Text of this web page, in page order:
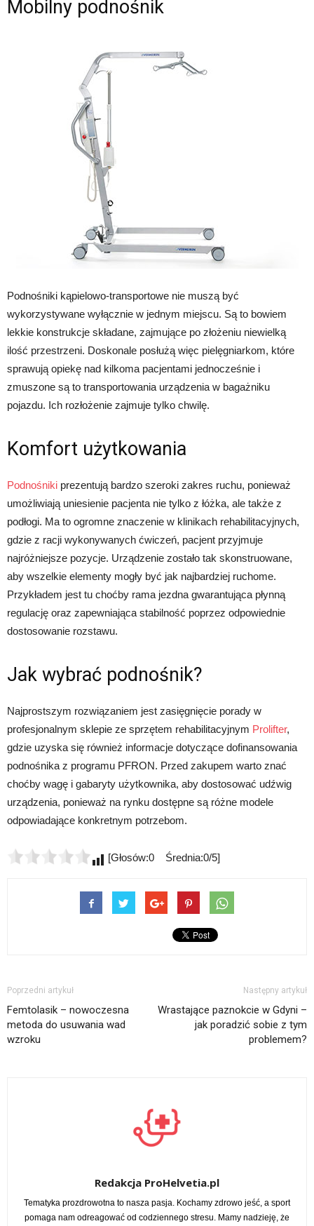
Mobilny podnośnik
Podnośniki kąpielowo-transportowe nie muszą być
wykorzystywane wyłącznie w jednym miejscu. Są to bowiem
lekkie konstrukcje składane, zajmujące po złożeniu niewielką
ilość przestrzeni. Doskonale posłużą więc pielęgniarkom, które
sprawują opiekę nad kilkoma pacjentami jednocześnie i
zmuszone są to transportowania urządzenia w bagażniku
pojazdu. Ich rozłożenie zajmuje tylko chwilę.
Komfort użytkowania
Podnośniki prezentują bardzo szeroki zakres ruchu, ponieważ
umożliwiają uniesienie pacjenta nie tylko z łóżka, ale także z
podłogi. Ma to ogromne znaczenie w klinikach rehabilitacyjnych,
gdzie z racji wykonywanych ćwiczeń, pacjent przyjmuje
najróżniejsze pozycje. Urządzenie zostało tak skonstruowane,
aby wszelkie elementy mogły być jak najbardziej ruchome.
Przykładem jest tu choćby rama jezdna gwarantująca płynną
regulację oraz zapewniająca stabilność poprzez odpowiednie
dostosowanie rozstawu.
Jak wybrać podnośnik?
Najprostszym rozwiązaniem jest zasięgnięcie porady w
profesjonalnym sklepie ze sprzętem rehabilitacyjnym Prolifter,
gdzie uzyska się również informacje dotyczące dofinansowania
podnośnika z programu PFRON. Przed zakupem warto znać
choćby wagę i gabaryty użytkownika, aby dostosować udźwig
urządzenia, ponieważ na rynku dostępne są różne modele
odpowiadające konkretnym potrzebom.
[Głosów:0 Średnia:0/5]
Poprzedni artykuł
Femtolasik – nowoczesna
metoda do usuwania wad
wzroku
Następny artykuł
Wrastające paznokcie w Gdyni –
jak poradzić sobie z tym
problemem?
Redakcja ProHelvetia.pl
Tematyka prozdrowotna to nasza pasja. Kochamy zdrowo jeść, a sport
pomaga nam odreagować od codziennego stresu. Mamy nadzieję, że